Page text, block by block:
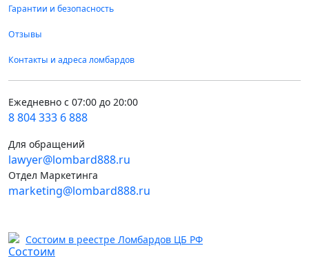
Гарантии и безопасность
Отзывы
Контакты и адреса ломбардов
Ежедневно с 07:00 до 20:00
8 804 333 6 888
Для обращений
lawyer@lombard888.ru
Отдел Маркетинга
marketing@lombard888.ru
Состоим в реестре Ломбардов ЦБ РФ